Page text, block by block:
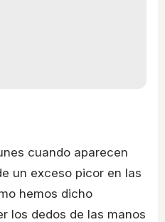
cuando aparecen
un exceso picor en las
hemos dicho
los dedos de las manos